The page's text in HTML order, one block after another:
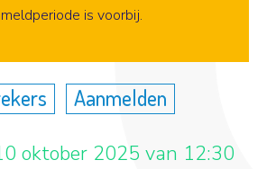
is voorbij.
Aanmelden
oktober 2025 van 12:30